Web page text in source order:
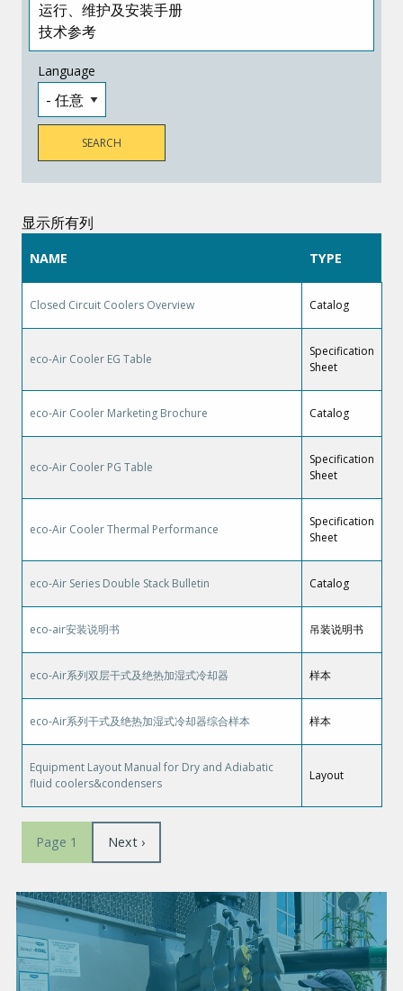
Language
显示所有列
NAME TYPE
Closed Circuit Coolers Overview Catalog
eco-Air Cooler EG Table
Specification
Sheet
eco-Air Cooler Marketing Brochure Catalog
eco-Air Cooler PG Table
Specification
Sheet
eco-Air Cooler Thermal Performance
Specification
Sheet
eco-Air Series Double Stack Bulletin Catalog
eco-air安装说明书 吊装说明书
eco-Air系列双层干式及绝热加湿式冷却器 样本
eco-Air系列干式及绝热加湿式冷却器综合样本 样本
Equipment Layout Manual for Dry and Adiabatic
fluid coolers&condensers
Layout
Page 1 下
页
Next ›